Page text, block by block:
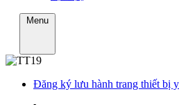
Menu
Đăng ký lưu hành trang thiết bị